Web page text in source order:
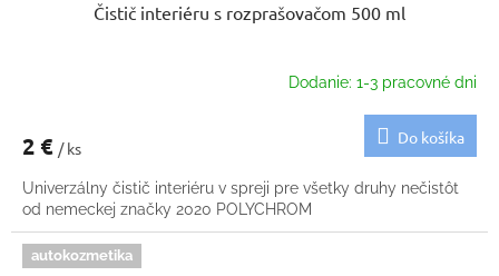
Čistič interiéru s rozprašovačom 500 ml
Dodanie: 1-3 pracovné dni
2 € / ks
Do košíka
Univerzálny čistič interiéru v spreji pre všetky druhy nečistôt
od nemeckej značky 2020 POLYCHROM
autokozmetika